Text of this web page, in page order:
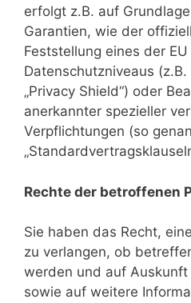
erfolgt z.B. auf
Garantien, wie der
Feststellung eines der
Datenschutzniveaus
„Privacy Shield“) oder
anerkannter spezieller
Verpflichtungen (so
Rechte der betroffenen
Sie haben das Recht,
zu verlangen, ob
werden und auf
sowie auf weitere